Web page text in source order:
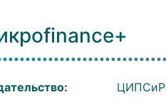
ЦИПСиР